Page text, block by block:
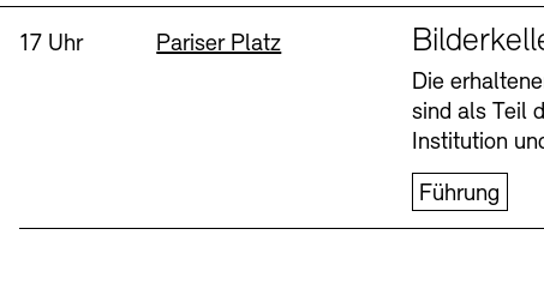
Uhrzeit:
17 Uhr Standort
Pariser Platz
Die
sind als Teil
Institution
Führung